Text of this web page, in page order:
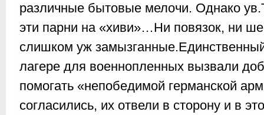
различные бытовые мелочи. Однако
эти парни на «хиви»…Ни повязок, ни
слишком уж
лагере для военнопленных вызвали
помогать «непобедимой германской
согласились, их отвели в сторону и в